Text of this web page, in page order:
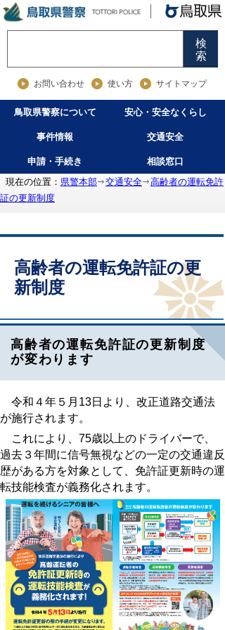
検
索
お問い合わせ 使い方 サイトマップ
鳥取県警察について 安心・安全なくらし
事件情報 交通安全
申請・手続き
相談窓口
現在の位置： 県警本部 交通安全
高齢者の運転免許
証の更新制度
高齢者の運転免許証の更
新制度
高齢者の運転免許証の更新制度
が変わります
令和４年５月13日より、改正道路交通法
が施行されます。
これにより、75歳以上のドライバーで、
過去３年間に信号無視などの一定の交通違反
歴がある方を対象として、免許証更新時の運
転技能検査が義務化されます。